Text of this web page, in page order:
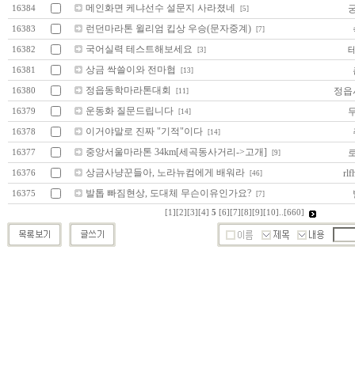
16384 메인화면 케냐선수 설문지 사라졌네 [5]
16383 런던마라톤 윌리엄 킵상 우승(문자중계) [7]
16382 국어실력 테스트해보세요 [3]
16381 상금 싹쓸이와 전마협 [13]
16380 정읍동학마라톤대회 [11] 정
16379 운동화 질문드립니다 [14]
16378 이거야말로 진짜 "기적"이다 [14]
16377 중앙서울마라톤 34km[세곡동사거리->고개] [9]
16376 상금사냥꾼들아, 노라뉴컴에게 배워라 [46]
16375 발톱 빠짐현상, 도대체 무슨이유인가요? [7]
[1] [2] [3] [4] 5 [6] [7] [8] [9] [10] [660]